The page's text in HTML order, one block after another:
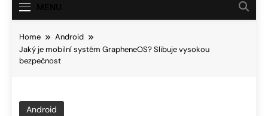
Home
Android
Jaký je mobilní systém GrapheneOS? Slibuje vysokou
bezpečnost
Android